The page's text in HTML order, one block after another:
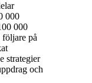
000
000
på
strategier
och